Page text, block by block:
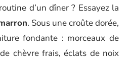
d’un dîner ? Essayez la
. Sous une croûte dorée,
fondante : morceaux de
chèvre frais, éclats de noix